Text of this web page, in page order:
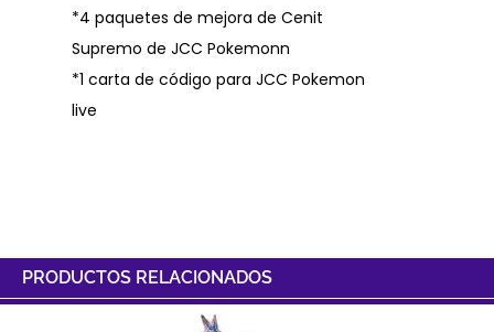
*4 paquetes de mejora de Cenit
Supremo de JCC Pokemonn
*1 carta de código para JCC Pokemon
live
PRODUCTOS RELACIONADOS